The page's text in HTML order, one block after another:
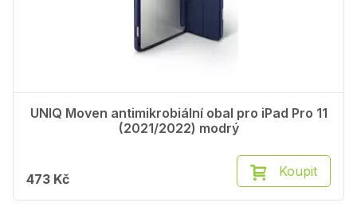
UNIQ Moven antimikrobiální obal pro iPad Pro 11
(2021/2022) modrý
473 Kč Koupit